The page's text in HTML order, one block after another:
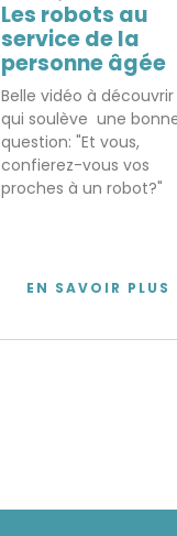
Les robots au
service de la
personne âgée
Belle vidéo à
qui soulève une
question: "Et vous,
confierez-vous vos
proches à un robot?"
EN SAVOIR PLUS